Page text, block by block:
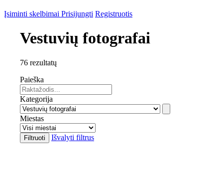
Įsiminti skelbimai Prisijungti Registruotis
Vestuvių fotografai
76 rezultatų
Paieška
Kategorija
Miestas
Filtruoti Išvalyti filtrus